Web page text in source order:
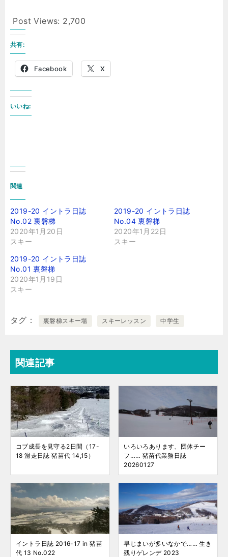
Post Views: 2,700
共有:
Facebook X
いいね:
関連
2019-20 イントラ日誌
No.02 裏磐梯
2020年1月20日
スキー
2019-20 イントラ日誌
No.04 裏磐梯
2020年1月22日
スキー
2019-20 イントラ日誌
No.01 裏磐梯
2020年1月19日
スキー
タグ 裏磐梯スキー場 スキーレッスン 中学生
関連記事
コブ成長を見守る2日間（17-
18 滑走日誌 猪苗代 14,15）
いろいろあります、団体チー
フ…… 猪苗代業務日誌
20260127
イントラ日誌 2016-17 in 猪苗
代 13 No.022
早じまいが多いなかで…… 生き
残りゲレンデ 2023